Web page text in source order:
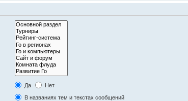
Да
Нет
В названиях тем и текстах сообщений